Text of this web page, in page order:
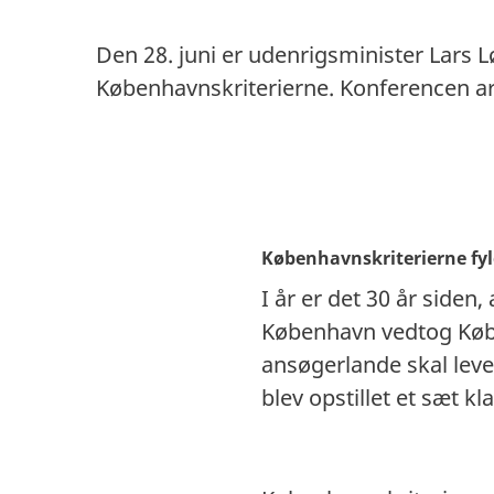
Den 28. juni er udenrigsminister Lars
Københavnskriterierne. Konferencen
Københavnskriterierne
I år er det 30 år siden,
København vedtog
ansøgerlande skal
blev opstillet et sæt